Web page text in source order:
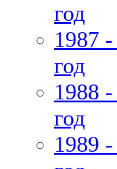
год
1987
год
1988
год
1989